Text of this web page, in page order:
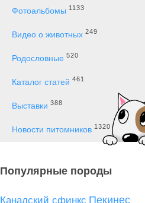
Фотоальбомы 1133
Видео о животных 249
Родословные 520
Каталог статей 461
Выставки 388
Новости питомников 1320
Популярные породы
Канадский сфинкс Пекинес